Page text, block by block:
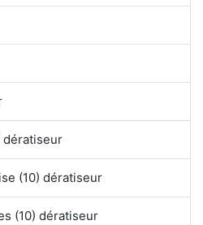
dératiseur
(10) dératiseur
(10) dératiseur